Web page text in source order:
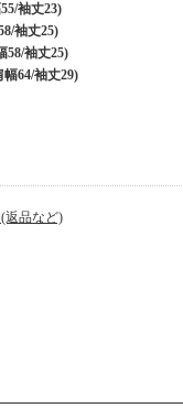
袖丈23)
袖丈25)
58/袖丈25)
64/袖丈29)
返品など)